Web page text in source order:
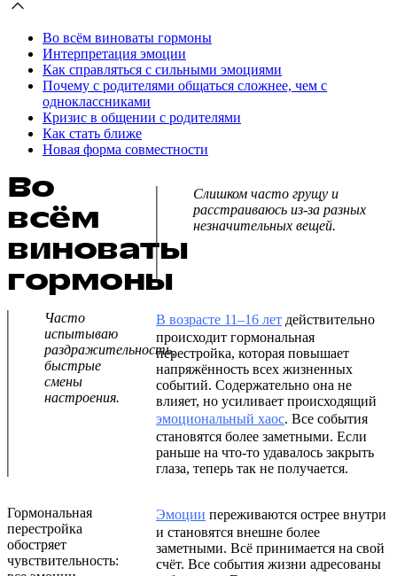
Во всём виноваты гормоны
Интерпретация эмоции
Как справляться с сильными эмоциями
Почему с родителями общаться сложнее, чем с
одноклассниками
Кризис в общении с родителями
Как стать ближе
Новая форма совместности
Во
всём
виноваты
гормоны
Слишком часто грущу и
расстраиваюсь из-за разных
незначительных вещей.
Часто
испытываю
раздражительность,
быстрые
смены
настроения.
В возрасте 11–16 лет действительно
происходит гормональная
перестройка, которая повышает
напряжённость всех жизненных
событий. Содержательно она не
влияет, но усиливает происходящий
эмоциональный хаос. Все события
становятся более заметными. Если
раньше на что-то удавалось закрыть
глаза, теперь так не получается.
Гормональная
перестройка
обостряет
чувствительность:
Эмоции переживаются острее внутри
и становятся внешне более
заметными. Всё принимается на свой
счёт. Все события жизни адресованы